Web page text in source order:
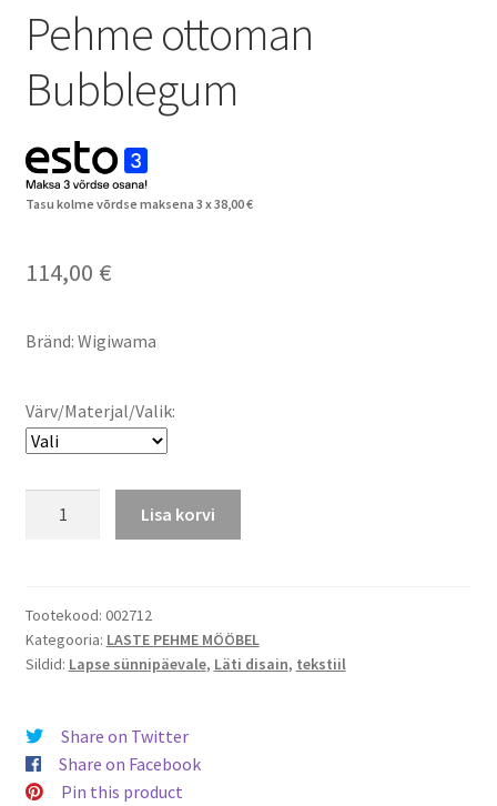
Pehme ottoman
Bubblegum
Tasu kolme võrdse maksena 3 x38,00€
114,00 €
Bränd: Wigiwama
Värv/Materjal/Valik:
Lisa korvi
Tootekood: 002712
Kategooria: LASTE PEHME MÖÖBEL
Sildid: Lapse sünnipäevale, Läti disain, tekstiil
Share on Twitter
Share on Facebook
Pin this product